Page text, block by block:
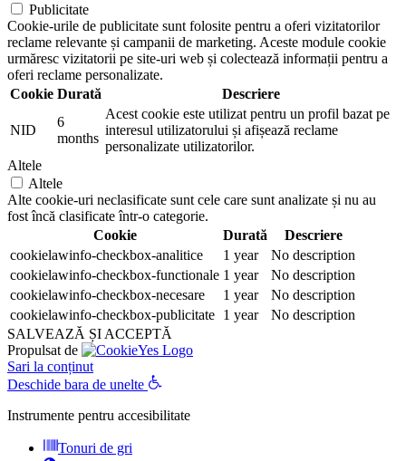
Publicitate
Cookie-urile de publicitate sunt folosite pentru a oferi vizitatorilor
reclame relevante și campanii de marketing. Aceste module cookie
urmăresc vizitatorii pe site-uri web și colectează informații pentru a
oferi reclame personalizate.
Cookie Durată Descriere
NID
6
months
Acest cookie este utilizat pentru un profil bazat pe
interesul utilizatorului și afișează reclame
personalizate utilizatorilor.
Altele
Altele
Alte cookie-uri neclasificate sunt cele care sunt analizate și nu au
fost încă clasificate într-o categorie.
Cookie
Durată
Descriere
cookielawinfo-checkbox-analitice
1 year
No description
cookielawinfo-checkbox-functionale 1 year
No description
cookielawinfo-checkbox-necesare
1 year
No description
cookielawinfo-checkbox-publicitate 1 year
No description
SALVEAZĂ ȘI ACCEPTĂ
Propulsat de
Sari la conținut
Deschide bara de unelte
Instrumente pentru accesibilitate
Tonuri de gri